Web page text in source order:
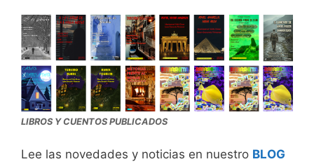
LIBROS Y CUENTOS PUBLICADOS
Lee las novedades y noticias en nuestro BLOG